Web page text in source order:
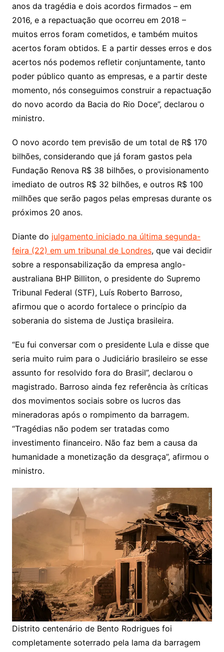
anos da tragédia e dois acordos firmados – em
2016, e a repactuação que ocorreu em 2018 –
muitos erros foram cometidos, e também muitos
acertos foram obtidos. E a partir desses erros e dos
acertos nós podemos refletir conjuntamente, tanto
poder público quanto as empresas, e a partir deste
momento, nós conseguimos construir a repactuação
do novo acordo da Bacia do Rio Doce”, declarou o
ministro.
O novo acordo tem previsão de um total de R$ 170
bilhões, considerando que já foram gastos pela
Fundação Renova R$ 38 bilhões, o provisionamento
imediato de outros R$ 32 bilhões, e outros R$ 100
milhões que serão pagos pelas empresas durante os
próximos 20 anos.
Diante do julgamento iniciado na última segunda-
feira (22) em um tribunal de Londres, que vai decidir
sobre a responsabilização da empresa anglo-
australiana BHP Billiton, o presidente do Supremo
Tribunal Federal (STF), Luís Roberto Barroso,
afirmou que o acordo fortalece o princípio da
soberania do sistema de Justiça brasileira.
“Eu fui conversar com o presidente Lula e disse que
seria muito ruim para o Judiciário brasileiro se esse
assunto for resolvido fora do Brasil”, declarou o
magistrado. Barroso ainda fez referência às críticas
dos movimentos sociais sobre os lucros das
mineradoras após o rompimento da barragem.
“Tragédias não podem ser tratadas como
investimento financeiro. Não faz bem a causa da
humanidade a monetização da desgraça”, afirmou o
ministro.
Distrito centenário de Bento Rodrigues foi
completamente soterrado pela lama da barragem